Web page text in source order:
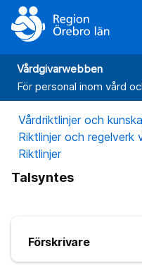
Vårdgivarwebben
För personal inom vård
Vårdriktlinjer och
Riktlinjer och regelverk
Riktlinjer
Talsyntes
Förskrivare